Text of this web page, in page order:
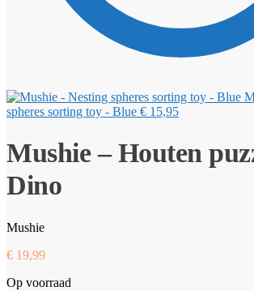
spheres sorting toy - Blue € 15,95
Mushie – Houten
Dino
Mushie
€ 19,99
Op voorraad